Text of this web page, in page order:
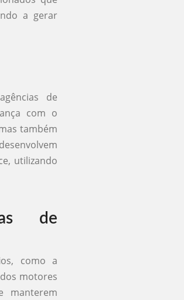
a gerar
de
com o
também
utilizando
de
como a
motores
manterem